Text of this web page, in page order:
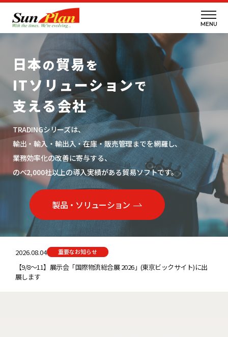
MENU
日本の貿易を
ITソリューションで
支える会社
TRADINGシリーズは、
輸出・輸入・輸出入・在庫・販売管理までを網羅し、
業務効率化の改善に寄与する、
のべ2,000社以上の導入実績がある貿易ソフトです。
製品・ソリューション
2026.08.04 重要なお知らせ
【9/8～11】展示会「国際物流総合展 2026」(東京ビックサイト)に出
展します